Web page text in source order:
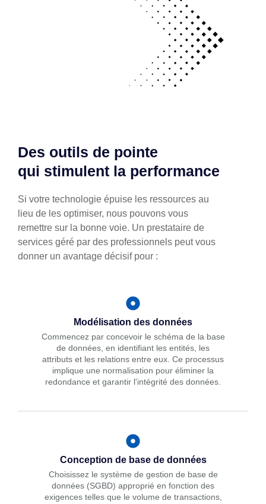
Des outils de pointe
qui stimulent la performance
Si votre technologie épuise les ressources au
lieu de les optimiser, nous pouvons vous
remettre sur la bonne voie. Un prestataire de
services géré par des professionnels peut vous
donner un avantage décisif pour :
Modélisation des données
Commencez par concevoir le schéma de la base
de données, en identifiant les entités, les
attributs et les relations entre eux. Ce processus
implique une normalisation pour éliminer la
redondance et garantir l'intégrité des données.
Conception de base de données
Choisissez le système de gestion de base de
données (SGBD) approprié en fonction des
exigences telles que le volume de transactions,